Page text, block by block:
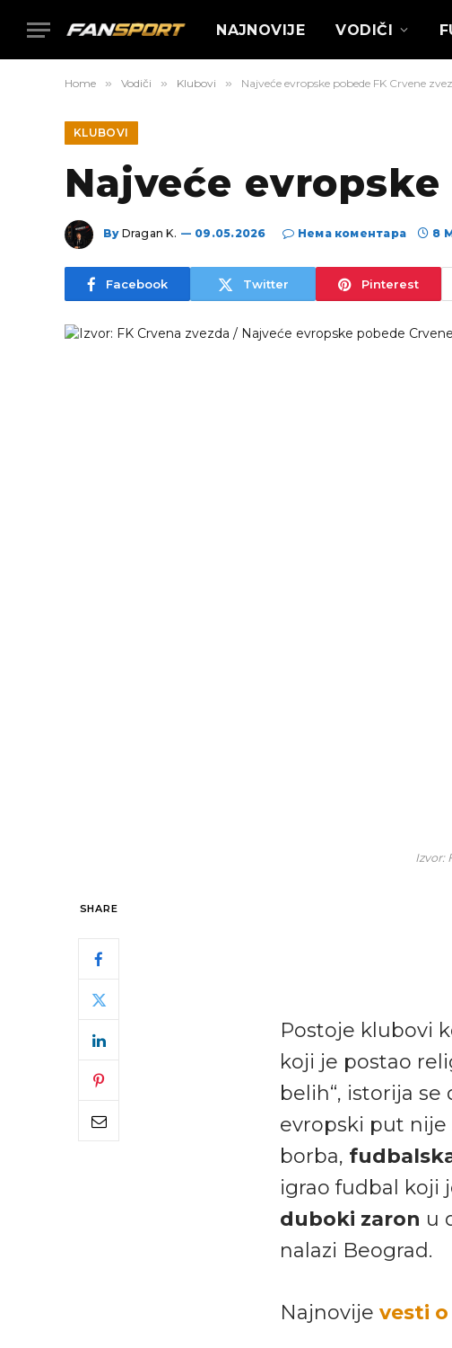
NAJNOVIJE VODIČI
Home » Vodiči » Klubovi » Najveće evropske pobede FK Crvene
KLUBOVI
Najveće
By Dragan K. 09.05.2026 Нема коментара 8
Facebook Twitter Pinterest
Izvor:
SHARE
Postoje klubovi
koji je postao
belih“, istorija
evropski put
borba,
igrao fudbal koji
duboki zaron u
nalazi Beograd.
Najnovije vesti o